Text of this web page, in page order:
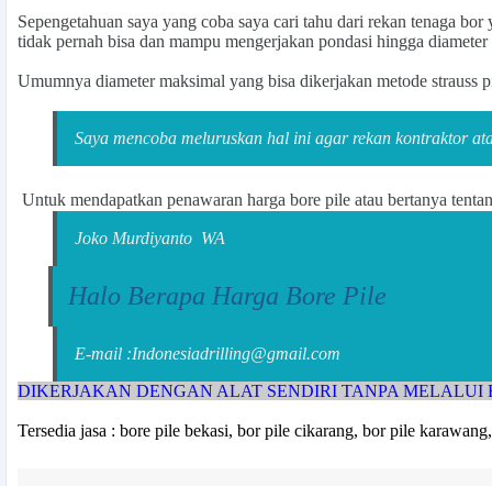
Sepengetahuan saya yang coba saya cari tahu dari rekan tenaga
tidak pernah bisa dan mampu mengerjakan pondasi hingga
Umumnya diameter maksimal yang bisa dikerjakan metode
Saya mencoba meluruskan hal ini agar rekan kontraktor
Untuk mendapatkan penawaran harga bore pile atau bertanya
Joko Murdiyanto WA
Halo Berapa Harga Bore Pile
E-mail :Indonesiadrilling@gmail.com
DIKERJAKAN DENGAN ALAT SENDIRI TANPA MELALUI
Tersedia jasa : bore pile bekasi, bor pile cikarang, bor pile